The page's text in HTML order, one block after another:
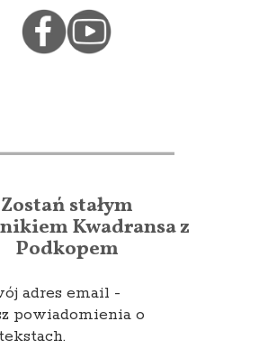
Zostań stałym
Kwadransa z
Podkopem
adres email -
powiadomienia o